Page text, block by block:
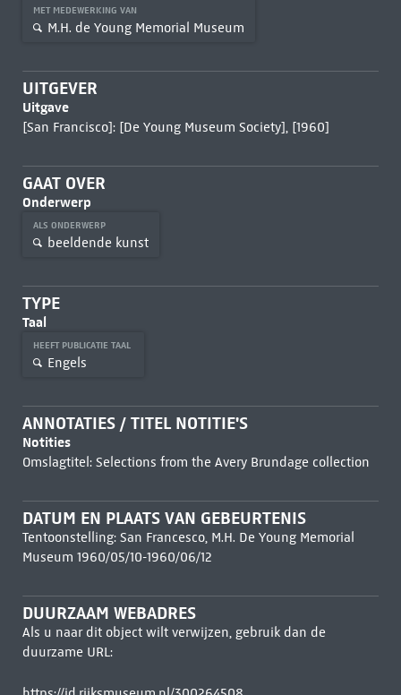
MET MEDEWERKING VAN
M.H. de Young Memorial Museum
UITGEVER
Uitgave
[San Francisco]: [De Young Museum Society], [1960]
GAAT OVER
Onderwerp
ALS ONDERWERP
beeldende kunst
TYPE
Taal
HEEFT PUBLICATIE TAAL
Engels
ANNOTATIES / TITEL NOTITIE'S
Notities
Omslagtitel: Selections from the Avery Brundage collection
DATUM EN PLAATS VAN GEBEURTENIS
Tentoonstelling: San Francesco, M.H. De Young Memorial
Museum 1960/05/10-1960/06/12
DUURZAAM WEBADRES
Als u naar dit object wilt verwijzen, gebruik dan de
duurzame URL: